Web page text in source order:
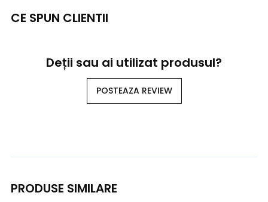
CE SPUN CLIENTII
Deții sau ai utilizat produsul?
POSTEAZA REVIEW
PRODUSE SIMILARE